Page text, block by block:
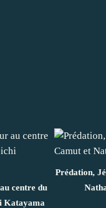
centre du
Katayama
Prédation,